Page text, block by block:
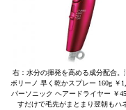
右：水分の揮発を高める成分配合
ボリーノ 早く乾かスプレー 160g ￥
パーソニック ヘアードライヤー ￥
すだけで毛先がまとまり翌朝もハ